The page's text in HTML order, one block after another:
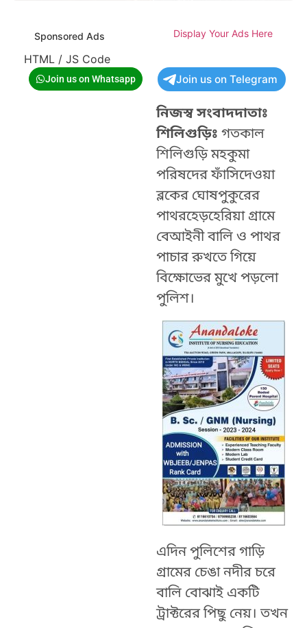
Sponsored Ads Display Your Ads Here
HTML / JS Code
Join us on Whatsapp Join us on Telegram
নিজস্ব সংবাদদাতাঃ
শিলিগুড়িঃ গতকাল
শিলিগুড়ি মহকুমা
পরিষদের ফাঁসিদেওয়া
ব্লকের ঘোষপুকুরের
পাথরহেড়হেরিয়া গ্রামে
বেআইনী বালি ও পাথর
পাচার রুখতে গিয়ে
বিক্ষোভের মুখে পড়লো
পুলিশ।
এদিন পুলিশের গাড়ি
গ্রামের চেঙা নদীর চরে
বালি বোঝাই একটি
ট্রাক্টরের পিছু নেয়। তখন